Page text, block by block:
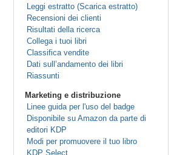
Leggi estratto (Scarica estratto)
Recensioni dei clienti
Risultati della ricerca
Collega i tuoi libri
Classifica vendite
Dati sull’andamento dei libri
Riassunti
Marketing e distribuzione
Linee guida per l'uso del badge
Disponibile su Amazon da parte di
editori KDP
Modi per promuovere il tuo libro
KDP Select